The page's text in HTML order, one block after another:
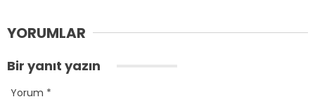
YORUMLAR
Bir yanıt yazın
Yorum *